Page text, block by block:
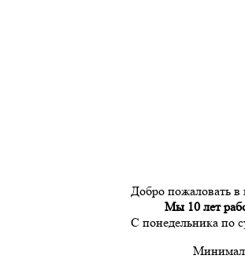
Добро пожаловать в
Мы 10 лет
С понедельника по